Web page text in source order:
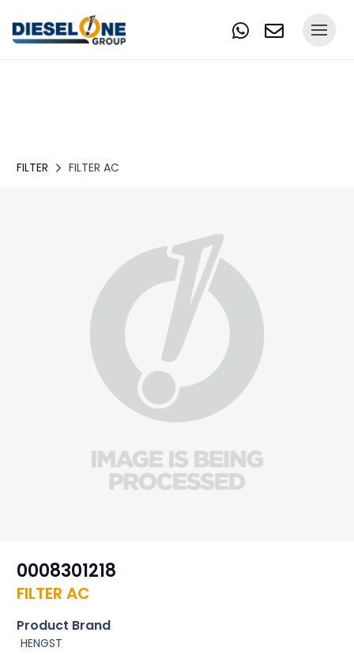
FILTER FILTER AC
0008301218
FILTER AC
Product Brand
HENGST